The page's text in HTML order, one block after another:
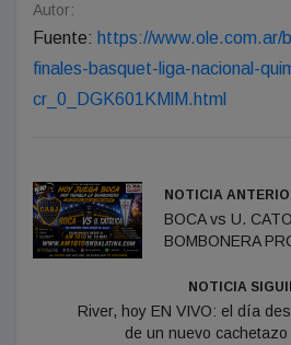
Autor:
Fuente: https://www.ole.com.ar/
finales-basquet-liga-nacional-
cr_0_DGK601KMlM.html
NOTICIA
BOCA vs U.
BOMBONERA
NOTICIA
River, hoy EN VIVO: el día
de un nuevo cachetazo